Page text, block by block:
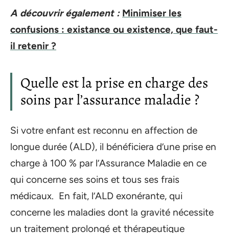
A découvrir également : Minimiser les
confusions : existance ou existence, que faut-
il retenir ?
Quelle est la prise en charge des
soins par l’assurance maladie ?
Si votre enfant est reconnu en affection de
longue durée (ALD), il bénéficiera d’une prise en
charge à 100 % par l’Assurance Maladie en ce
qui concerne ses soins et tous ses frais
médicaux. En fait, l’ALD exonérante, qui
concerne les maladies dont la gravité nécessite
un traitement prolongé et thérapeutique